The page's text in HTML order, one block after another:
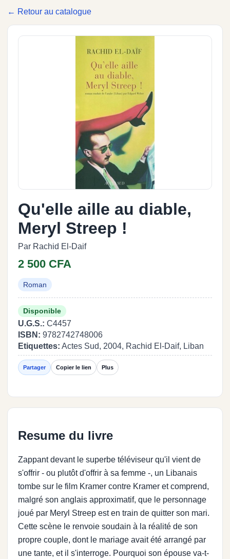
← Retour au catalogue
Qu'elle aille au diable,
Meryl Streep !
Par Rachid El-Daif
2 500 CFA
Roman
Disponible
U.G.S.: C4457
ISBN: 9782742748006
Etiquettes: Actes Sud, 2004, Rachid El-Daif, Liban
Partager Copier le lien Plus
Resume du livre
Zappant devant le superbe téléviseur qu'il vient de
s'offrir - ou plutôt d'offrir à sa femme -, un Libanais
tombe sur le film Kramer contre Kramer et comprend,
malgré son anglais approximatif, que le personnage
joué par Meryl Streep est en train de quitter son mari.
Cette scène le renvoie soudain à la réalité de son
propre couple, dont le mariage avait été arrangé par
une tante, et il s'interroge. Pourquoi son épouse va-t-